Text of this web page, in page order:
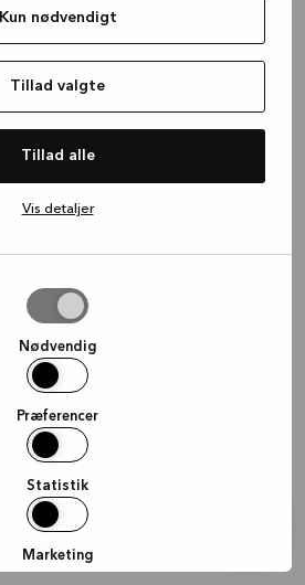
Kun nødvendigt
Tillad valgte
Tillad alle
Vis detaljer
Nødvendig
Præferencer
Statistik
Marketing
(see the browser console for more
information).